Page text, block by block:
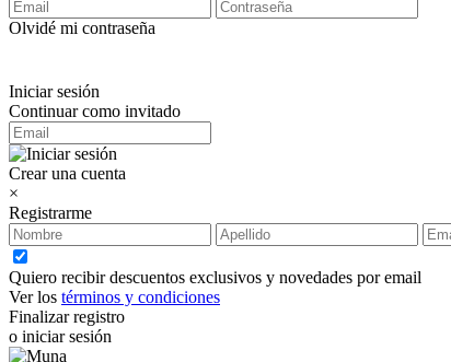
Olvidé mi contraseña
Iniciar sesión
Continuar como invitado
Crear una cuenta
×
Registrarme
Quiero recibir descuentos exclusivos y novedades por email
Ver los términos y condiciones
Finalizar registro
o iniciar sesión